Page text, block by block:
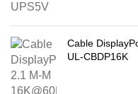
Cable
UL-CBDP16K